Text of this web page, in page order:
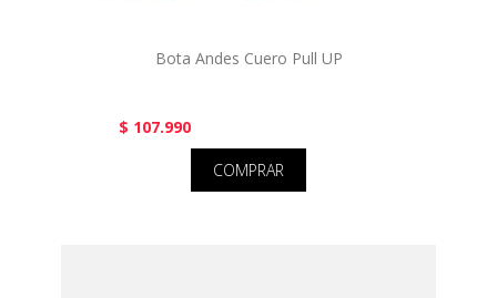
Bota Andes Cuero Pull UP
$ 107.990
COMPRAR